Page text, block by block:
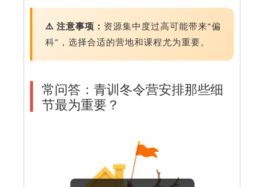
⚠️ 注意事项： 资源集中度过高可能带来“偏
科”，选择合适的营地和课程尤为重要。
常问答：青训冬令营安排那些细
节最为重要？